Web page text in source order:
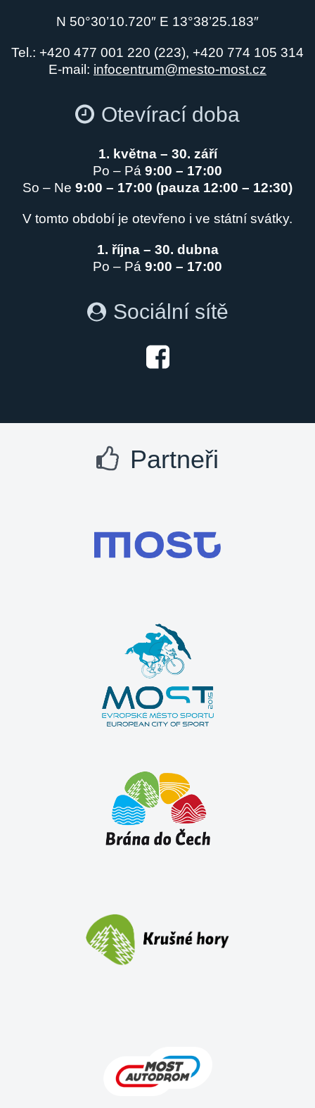
N 50°30’10.720″ E 13°38’25.183″
Tel.: +420 477 001 220 (223), +420 774 105 314
E-mail: infocentrum@mesto-most.cz
Otevírací doba
1. května – 30. září
Po – Pá 9:00 – 17:00
So – Ne 9:00 – 17:00 (pauza 12:00 – 12:30)
V tomto období je otevřeno i ve státní svátky.
1. října – 30. dubna
Po – Pá 9:00 – 17:00
Sociální sítě
Partneři